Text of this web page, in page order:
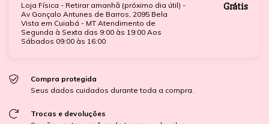
Loja Física - Retirar amanhã (próximo dia útil) -
Av Gonçalo Antunes de Barros, 2095 Bela
Vista em Cuiabá - MT Atendimento de
Segunda à Sexta das 9:00 às 19:00 Aos
Sábados 09:00 às 16:00
Grátis
Compra protegida
Seus dados cuidados durante toda a compra.
Trocas e devoluções